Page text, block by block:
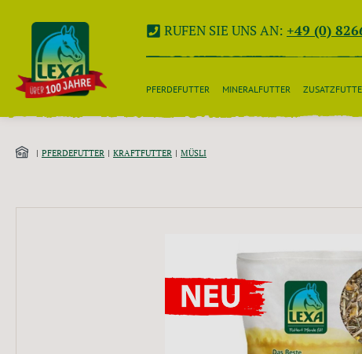
Hauptinhalt springen
Zur Suche springen
Zur Hauptnavigation springen
RUFEN SIE UNS AN: +49 (0)
PFERDEFUTTER MINERALFUTTER
PFERDEFUTTER KRAFTFUTTER MÜSLI